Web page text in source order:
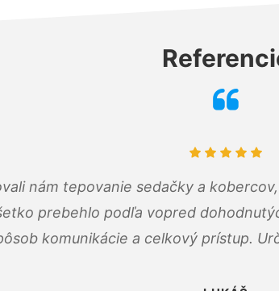
nám tepovanie sedačky a
prebehlo podľa vopred
komunikácie a celkový prístup.